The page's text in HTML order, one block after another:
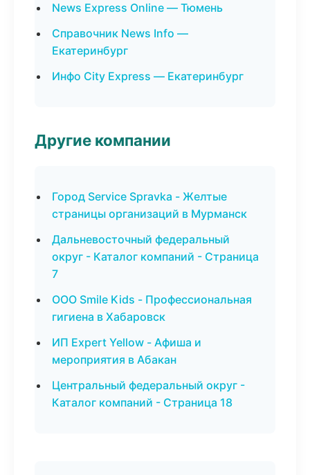
News Express Online — Тюмень
Справочник News Info —
Екатеринбург
Инфо City Express — Екатеринбург
Другие компании
Город Service Spravka - Желтые
страницы организаций в Мурманск
Дальневосточный федеральный
округ - Каталог компаний - Страница
7
ООО Smile Kids - Профессиональная
гигиена в Хабаровск
ИП Expert Yellow - Афиша и
мероприятия в Абакан
Центральный федеральный округ -
Каталог компаний - Страница 18